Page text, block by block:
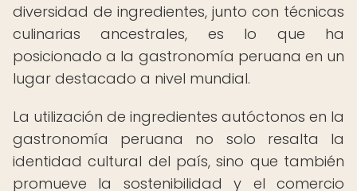
diversidad de ingredientes, junto con técnicas
culinarias ancestrales, es lo que ha
posicionado a la gastronomía peruana en un
lugar destacado a nivel mundial.
La utilización de ingredientes autóctonos en la
gastronomía peruana no solo resalta la
identidad cultural del país, sino que también
promueve la sostenibilidad y el comercio